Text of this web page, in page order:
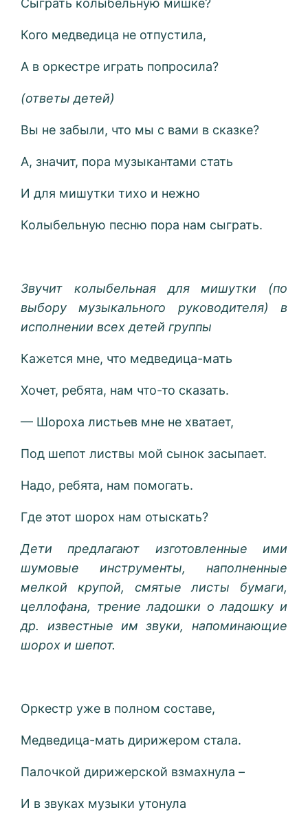
Сыграть колыбельную мишке?
Кого медведица не отпустила,
А в оркестре играть попросила?
(ответы детей)
Вы не забыли, что мы с вами в сказке?
А, значит, пора музыкантами стать
И для мишутки тихо и нежно
Колыбельную песню пора нам сыграть.
Звучит колыбельная для мишутки (по
выбору музыкального руководителя) в
исполнении всех детей группы
Кажется мне, что медведица-мать
Хочет, ребята, нам что-то сказать.
— Шороха листьев мне не хватает,
Под шепот листвы мой сынок засыпает.
Надо, ребята, нам помогать.
Где этот шорох нам отыскать?
Дети предлагают изготовленные ими
шумовые инструменты, наполненные
мелкой крупой, смятые листы бумаги,
целлофана, трение ладошки о ладошку и
др. известные им звуки, напоминающие
шорох и шепот.
Оркестр уже в полном составе,
Медведица-мать дирижером стала.
Палочкой дирижерской взмахнула –
И в звуках музыки утонула